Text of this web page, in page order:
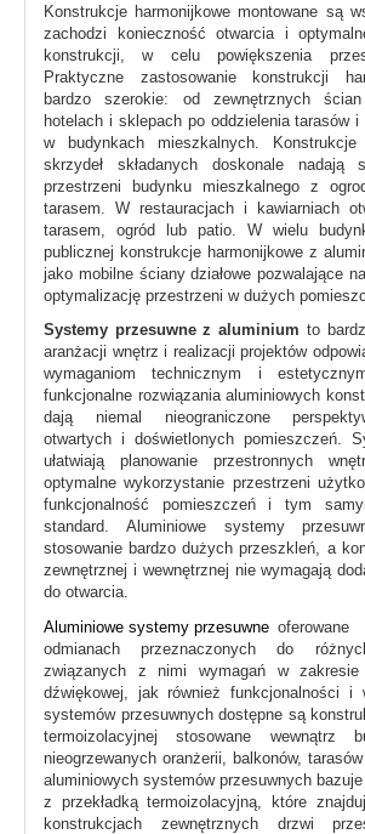
Konstrukcje harmonijkowe montowane są
zachodzi konieczność otwarcia i
konstrukcji, w celu powiększenia
Praktyczne zastosowanie konstrukcji
bardzo szerokie: od zewnętrznych
hotelach i sklepach po oddzielenia tarasów i
w budynkach mieszkalnych.
skrzydeł składanych doskonale nadają
przestrzeni budynku mieszkalnego z
tarasem. W restauracjach i kawiarniach
tarasem, ogród lub patio. W wielu
publicznej konstrukcje harmonijkowe z
jako mobilne ściany działowe pozwalające
optymalizację przestrzeni w dużych
Systemy przesuwne z aluminium to
aranżacji wnętrz i realizacji projektów
wymaganiom technicznym i
funkcjonalne rozwiązania aluminiowych
dają niemal nieograniczone
otwartych i doświetlonych pomieszczeń.
ułatwiają planowanie przestronnych
optymalne wykorzystanie przestrzeni
funkcjonalność pomieszczeń i tym
standard. Aluminiowe systemy
stosowanie bardzo dużych przeszkleń, a
zewnętrznej i wewnętrznej nie wymagają
do otwarcia.
Aluminiowe systemy przesuwne
odmianach przeznaczonych do
związanych z nimi wymagań w
dźwiękowej, jak również funkcjonalności i
systemów przesuwnych dostępne są
termoizolacyjnej stosowane wewnątrz
nieogrzewanych oranżerii, balkonów,
aluminiowych systemów przesuwnych
z przekładką termoizolacyjną, które
konstrukcjach zewnętrznych drzwi